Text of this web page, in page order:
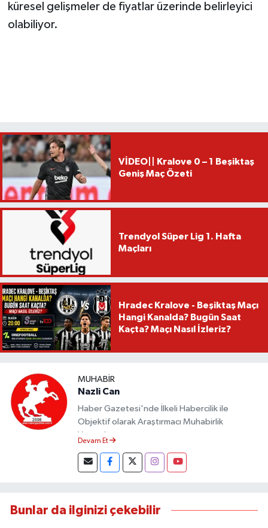
küresel gelişmeler de fiyatlar üzerinde belirleyici
olabiliyor.
VİDEO|| Kralove 0 – 1 Beşiktaş
Geniş Maç Özeti
Trendyol Süper Lig 1. Hafta
Maçları
Hradec Kralove - Beşiktaş Maçı
Hangi Kanalda? Bugün Saat
Kaçta? Maçı Nasıl İzleriz?
MUHABIR
Nazli Can
Haber Gazetesi'nde İlkeli Habercilik ile
Objektif olarak Araştırmacı Muhabirlik
Yapmaktayım.
Devam Et
Bunlar da ilginizi çekebilir